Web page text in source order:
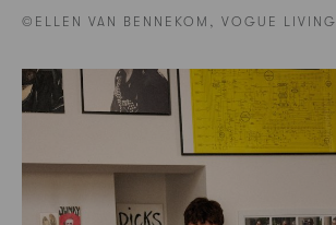
©ELLEN VAN BENNEKOM, VOGUE LIVING